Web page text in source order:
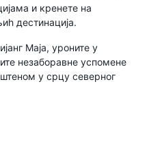
и кренете на
дестинација.
Маја, уроните у
незаборавне успомене
у срцу северног